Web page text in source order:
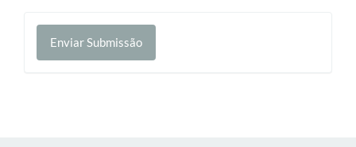
Enviar
Submissão
Enviar Submissão